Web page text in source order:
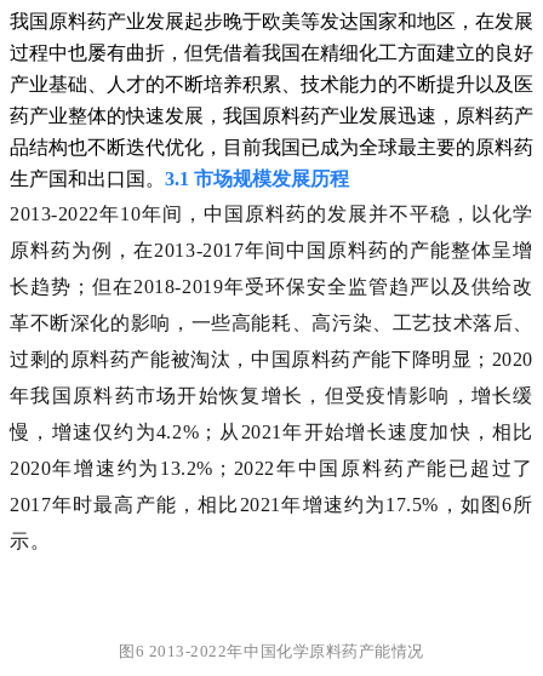
我国原料药产业发展起步晚于欧美等发达国家和地区，在发展
过程中也屡有曲折，但凭借着我国在精细化工方面建立的良好
产业基础、人才的不断培养积累、技术能力的不断提升以及医
药产业整体的快速发展，我国原料药产业发展迅速，原料药产
品结构也不断迭代优化，目前我国已成为全球最主要的原料药
生产国和出口国。 3.1 市场规模发展历程
2013-2022年10年间，中国原料药的发展并不平稳，以化学
原料药为例，在2013-2017年间中国原料药的产能整体呈增
长趋势；但在2018-2019年受环保安全监管趋严以及供给改
革不断深化的影响，一些高能耗、高污染、工艺技术落后、
过剩的原料药产能被淘汰，中国原料药产能下降明显；2020
年我国原料药市场开始恢复增长，但受疫情影响，增长缓
慢，增速仅约为4.2%；从2021年开始增长速度加快，相比
2020年增速约为13.2%；2022年中国原料药产能已超过了
2017年时最高产能，相比2021年增速约为17.5%，如图6所
示。
图6 2013-2022年中国化学原料药产能情况